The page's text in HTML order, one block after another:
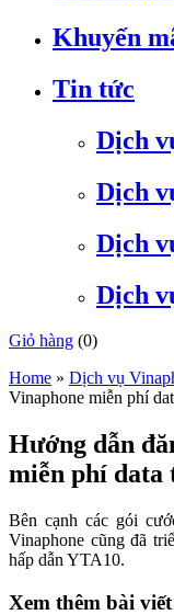
Khuyến
Tin tức
Dịch
Dịch
Dịch
Dịch
Giỏ hàng (0)
Home » Dịch vụ
Vinaphone miễn phí
Hướng dẫn
miễn phí data
Bên cạnh các gói
Vinaphone cũng đã
hấp dẫn YTA10.
Xem thêm bài